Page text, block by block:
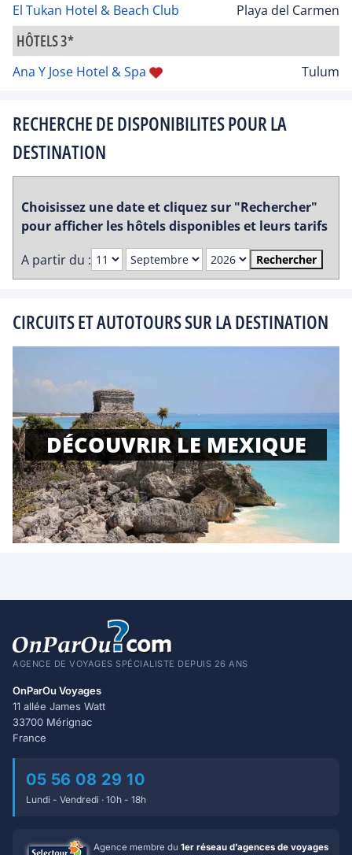
El Tukan Hotel & Beach Club Playa del Carmen
HÔTELS 3*
Ana Y Jose Hotel & Spa Tulum
RECHERCHE DE DISPONIBILITES POUR LA
DESTINATION
Choisissez une date et cliquez sur "Rechercher"
pour afficher les hôtels disponibles et leurs tarifs
A partir du :
Rechercher
CIRCUITS ET AUTOTOURS SUR LA DESTINATION
DÉCOUVRIR LE MEXIQUE
AGENCE DE VOYAGES SPÉCIALISTE DEPUIS 26 ANS
OnParOu Voyages
11 allée James Watt
33700 Mérignac
France
05 56 08 29 10
Lundi - Vendredi · 10h - 18h
Agence membre du 1er réseau d’agences de voyages